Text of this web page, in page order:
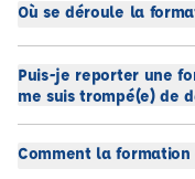
Où se déroule la
Puis-je reporter une
me suis trompé(e) de
Comment la